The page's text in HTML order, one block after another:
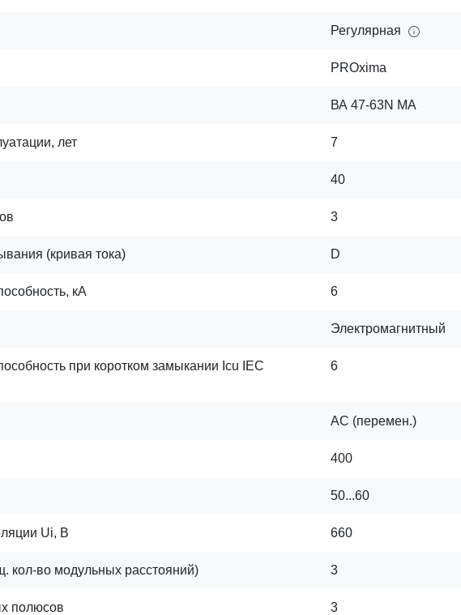
Регулярная
PROxima
ВА 47-63N MA
лет 7
40
3
(кривая тока) D
кА 6
Электромагнитный
при коротком замыкании Icu IEC
6
AC (перемен.)
400
50...60
Ui, В 660
кол-во модульных расстояний) 3
полюсов 3